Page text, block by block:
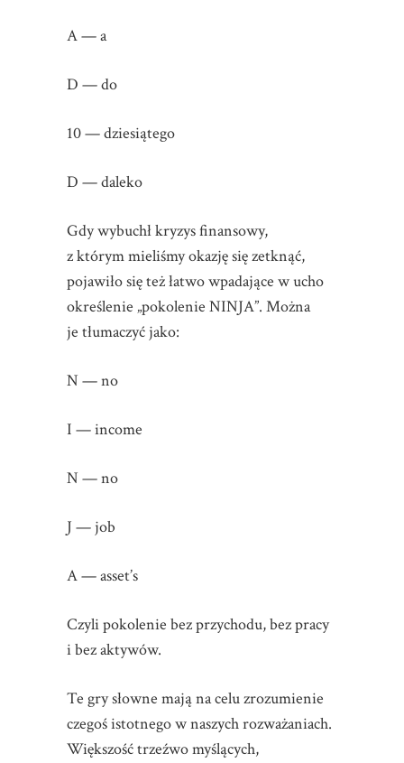
A — a
D — do
10 — dziesiątego
D — daleko
Gdy wybuchł kryzys finansowy,
z którym mieliśmy okazję się zetknąć,
pojawiło się też łatwo wpadające w ucho
określenie „pokolenie NINJA”. Można
je tłumaczyć jako:
N — no
I — income
N — no
J — job
A — asset’s
Czyli pokolenie bez przychodu, bez pracy
i bez aktywów.
Te gry słowne mają na celu zrozumienie
czegoś istotnego w naszych rozważaniach.
Większość trzeźwo myślących,